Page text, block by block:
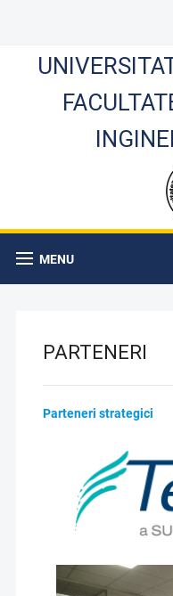
MENU
PARTENERI
Parteneri strategici